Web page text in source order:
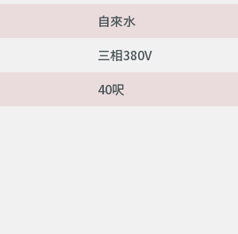
自來水
三相380V
40呎